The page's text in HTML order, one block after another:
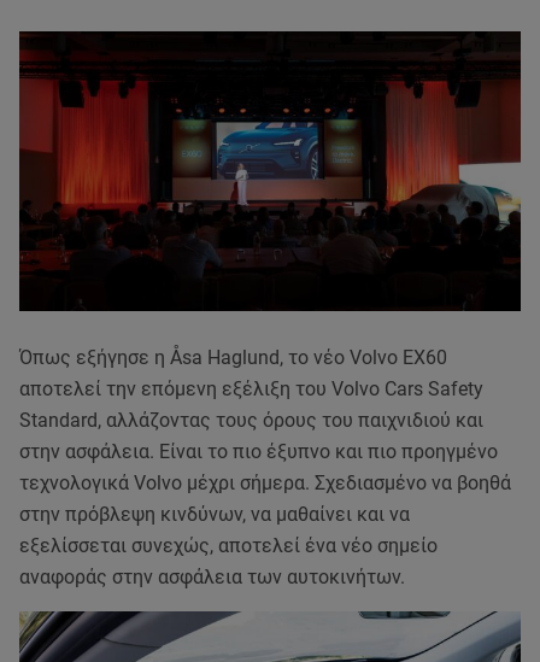
Όπως εξήγησε η Åsa Haglund, το νέο Volvo EX60
αποτελεί την επόμενη εξέλιξη του Volvo Cars Safety
Standard, αλλάζοντας τους όρους του παιχνιδιού και
στην ασφάλεια. Είναι το πιο έξυπνο και πιο προηγμένο
τεχνολογικά Volvo μέχρι σήμερα. Σχεδιασμένο να βοηθά
στην πρόβλεψη κινδύνων, να μαθαίνει και να
εξελίσσεται συνεχώς, αποτελεί ένα νέο σημείο
αναφοράς στην ασφάλεια των αυτοκινήτων.